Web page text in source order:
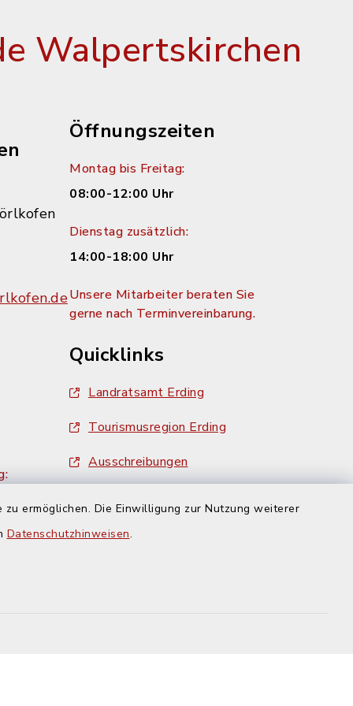
ermöglichen. Die Einwilligung zur Nutzung weiterer
Datenschutzhinweisen.
Walpertskirchen
Öffnungszeiten
Montag bis Freitag:
08:00-12:00 Uhr
Dienstag zusätzlich:
14:00-18:00 Uhr
Unsere Mitarbeiter beraten Sie
gerne nach Terminvereinbarung.
Quicklinks
Landratsamt Erding
Tourismusregion Erding
Ausschreibungen